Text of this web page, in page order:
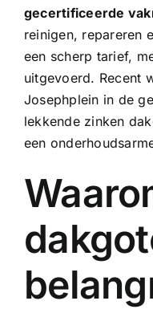
gecertificeerde
reinigen, repareren
een scherp tarief,
uitgevoerd. Recent
Josephplein in de
lekkende zinken
een